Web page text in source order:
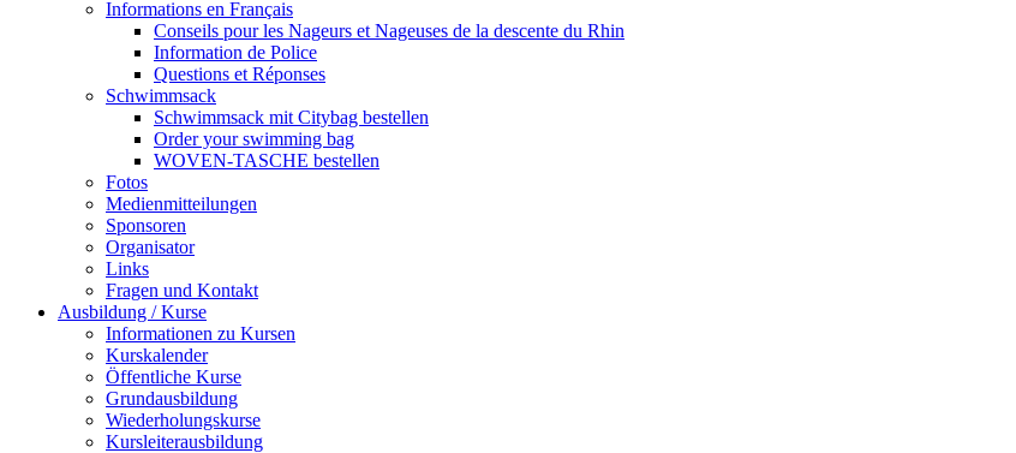
Informations en Français
Conseils pour les Nageurs et Nageuses de la descente du Rhin
Information de Police
Questions et Réponses
Schwimmsack
Schwimmsack mit Citybag bestellen
Order your swimming bag
WOVEN-TASCHE bestellen
Fotos
Medienmitteilungen
Sponsoren
Organisator
Links
Fragen und Kontakt
Ausbildung / Kurse
Informationen zu Kursen
Kurskalender
Öffentliche Kurse
Grundausbildung
Wiederholungskurse
Kursleiterausbildung